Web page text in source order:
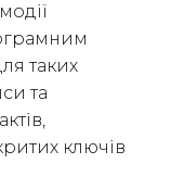
таких
та
ключів